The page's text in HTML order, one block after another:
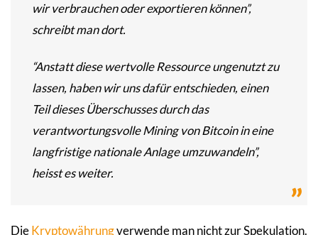
wir verbrauchen oder exportieren können”,
schreibt man dort.
“Anstatt diese wertvolle Ressource ungenutzt zu
lassen, haben wir uns dafür entschieden, einen
Teil dieses Überschusses durch das
verantwortungsvolle Mining von Bitcoin in eine
langfristige nationale Anlage umzuwandeln”,
heisst es weiter.
DieKryptowährungverwende man nicht zur Spekulation.